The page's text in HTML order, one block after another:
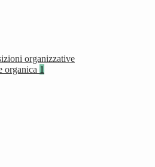
organizzative
organica 1